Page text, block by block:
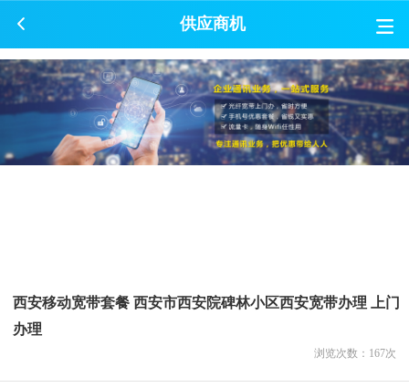
供应商机
西安移动宽带套餐 西安市西安院碑林小区西安宽带办理 上门
办理
浏览次数： 167次